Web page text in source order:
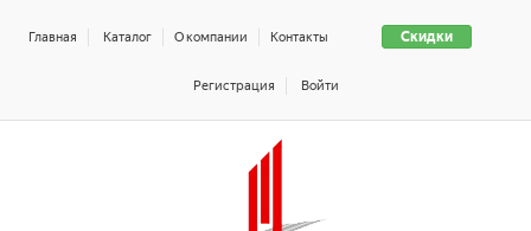
Скидки
Главная Каталог О компании Контакты
Регистрация Войти